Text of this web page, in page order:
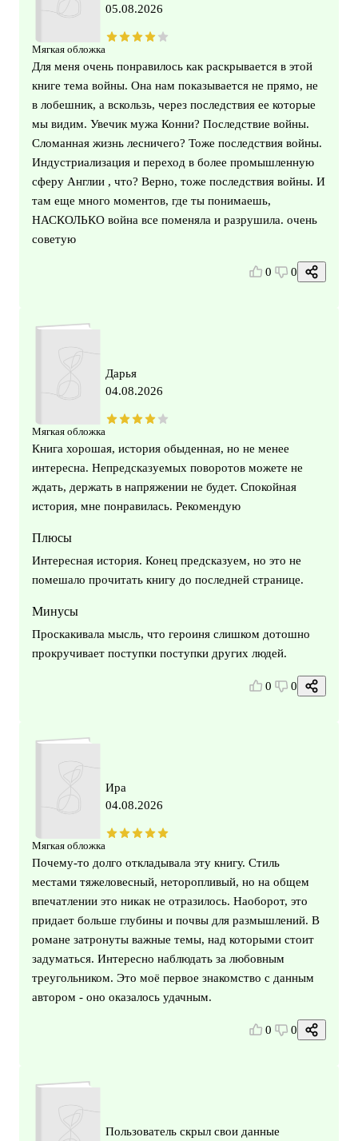
Мягкая обложка
05.08.2026
Для меня очень понравилось как раскрывается в этой
книге тема войны. Она нам показывается не прямо, не
в лобешник, а вскользь, через последствия ее которые
мы видим. Увечик мужа Конни? Последствие войны.
Сломанная жизнь лесничего? Тоже последствия войны.
Индустриализация и переход в более промышленную
сферу Англии , что? Верно, тоже последствия войны. И
там еще много моментов, где ты понимаешь,
НАСКОЛЬКО война все поменяла и разрушила. очень
советую
0 0
Мягкая обложка
Дарья
04.08.2026
Книга хорошая, история обыденная, но не менее
интересна. Непредсказуемых поворотов можете не
ждать, держать в напряжении не будет. Спокойная
история, мне понравилась. Рекомендую
Плюсы
Интересная история. Конец предсказуем, но это не
помешало прочитать книгу до последней странице.
Минусы
Проскакивала мысль, что героиня слишком дотошно
прокручивает поступки поступки других людей.
0 0
Мягкая обложка
Ира
04.08.2026
Почему-то долго откладывала эту книгу. Стиль
местами тяжеловесный, неторопливый, но на общем
впечатлении это никак не отразилось. Наоборот, это
придает больше глубины и почвы для размышлений. В
романе затронуты важные темы, над которыми стоит
задуматься. Интересно наблюдать за любовным
треугольником. Это моё первое знакомство с данным
автором - оно оказалось удачным.
0 0
Пользователь скрыл свои данные